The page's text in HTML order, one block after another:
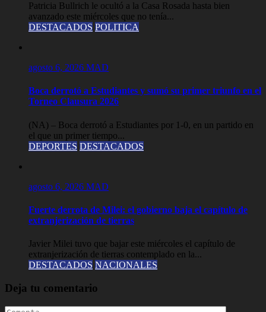
Patricia Bullrich le ocultó a la Casa Rosada hasta bien
avanzado este miércoles que no tenía...
DESTACADOS POLITICA
agosto 6, 2026 MAD
Boca derrotó a Estudiantes y sumó su primer triunfo en el
Torneo Clausura 2026
(NA) – Boca derrotó a Estudiantes por 1-0, en un partido en
el que un primer tiempo...
DEPORTES DESTACADOS
agosto 6, 2026 MAD
Fuerte derrota de Milei: el gobierno baja el capítulo de
extranjerización de tierras
Javier Milei tuvo que bajar este miércoles el capítulo de
extranjerización de tierras contemplado en la...
DESTACADOS NACIONALES
Deja tu comentario